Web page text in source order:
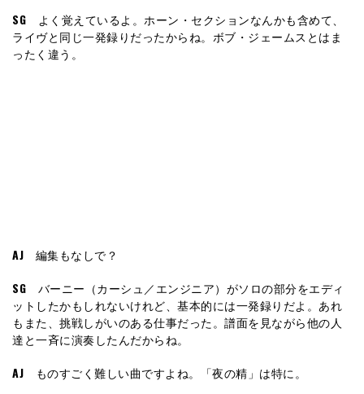
SG よく覚えているよ。ホーン・セクションなんかも含めて、
ライヴと同じ一発録りだったからね。ボブ・ジェームスとはま
ったく違う。
AJ 編集もなしで？
SG バーニー（カーシュ／エンジニア）がソロの部分をエディ
ットしたかもしれないけれど、基本的には一発録りだよ。あれ
もまた、挑戦しがいのある仕事だった。譜面を見ながら他の人
達と一斉に演奏したんだからね。
AJ ものすごく難しい曲ですよね。「夜の精」は特に。